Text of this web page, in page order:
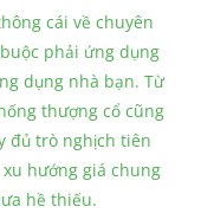
cái về chuyên
phải ứng dụng
dụng nhà bạn. Từ
thượng cổ cũng
đủ trò nghịch tiên
hướng giá chung
hề thiếu.